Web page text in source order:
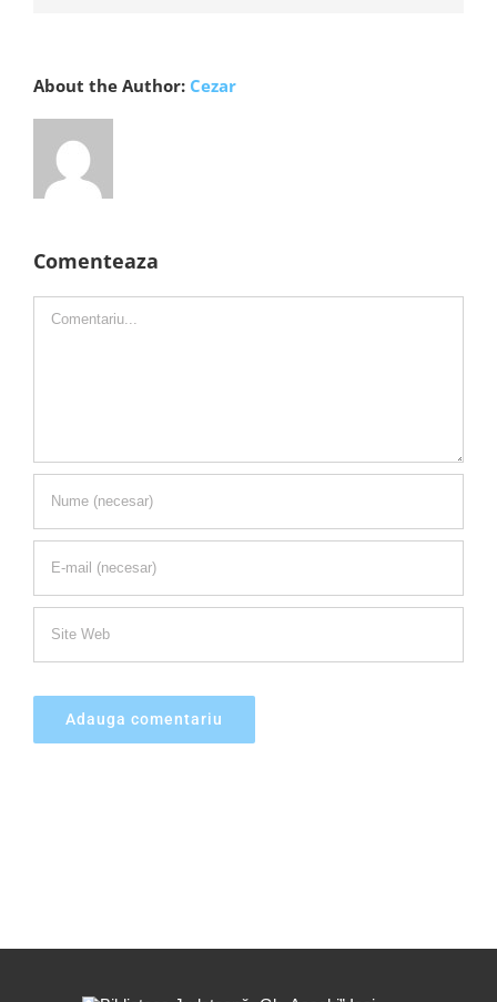
About the Author: Cezar
Comenteaza